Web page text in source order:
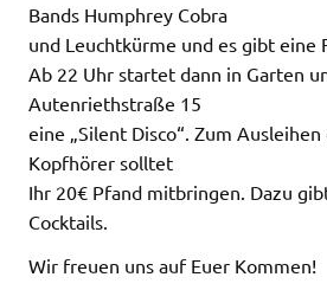
Bands Humphrey Cobra
und Leuchtkürme und es gibt eine
Ab 22 Uhr startet dann in Garten
Autenriethstraße 15
eine „Silent Disco“. Zum
Kopfhörer solltet
Ihr 20€ Pfand mitbringen. Dazu
Cocktails.
Wir freuen uns auf Euer Kommen!